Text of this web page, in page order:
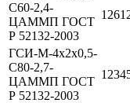
С60-2,4-
ЦАММП ГОСТ
Р 52132-2003
ГСИ-М-4х2х0,5-
С80-2,7-
ЦАММП ГОСТ
Р 52132-2003